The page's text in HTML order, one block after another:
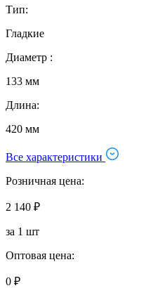
Тип:
Гладкие
Диаметр :
133 мм
Длина:
420 мм
Все характеристики
Розничная цена:
2 140 ₽
за 1 шт
Оптовая цена:
0 ₽